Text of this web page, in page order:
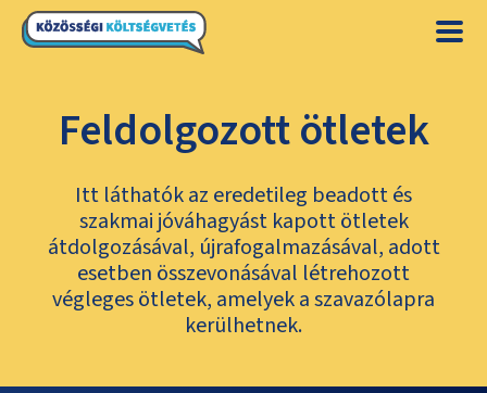
Feldolgozott ötletek
Itt láthatók az eredetileg beadott és
szakmai jóváhagyást kapott ötletek
átdolgozásával, újrafogalmazásával, adott
esetben összevonásával létrehozott
végleges ötletek, amelyek a szavazólapra
kerülhetnek.